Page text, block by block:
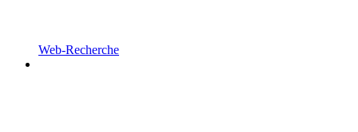
Web-Recherche